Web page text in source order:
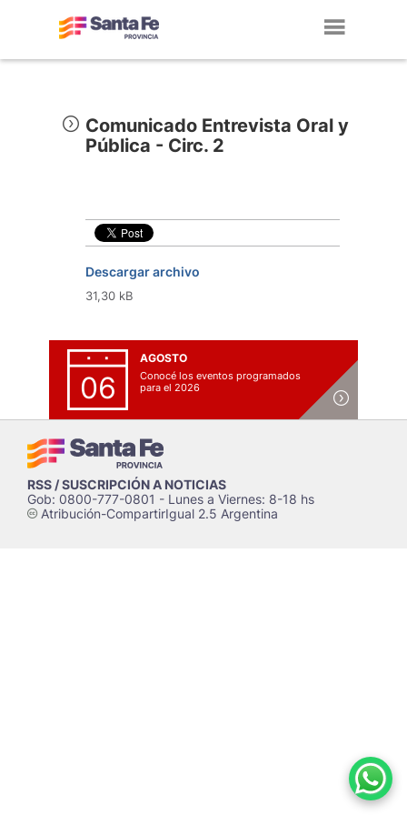
Comunicado Entrevista Oral y
Pública - Circ. 2
Descargar archivo
31,30 kB
06
AGOSTO
Conocé los eventos programados
para el 2026
RSS / SUSCRIPCIÓN A NOTICIAS
Gob: 0800-777-0801 - Lunes a Viernes: 8-18 hs
cAtribución-CompartirIgual 2.5 Argentina